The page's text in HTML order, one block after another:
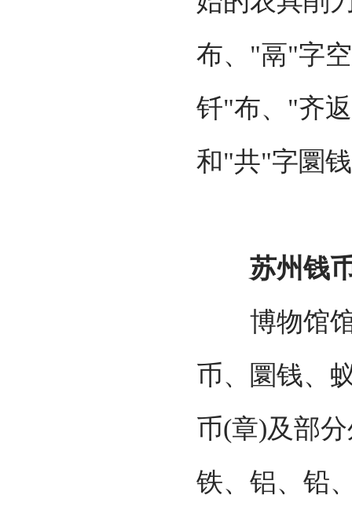
布、"鬲"字
钎"布、"齐
和"共"字圜
苏州钱币
博物馆馆
币、圜钱、
币(章)及部
铁、铝、铅